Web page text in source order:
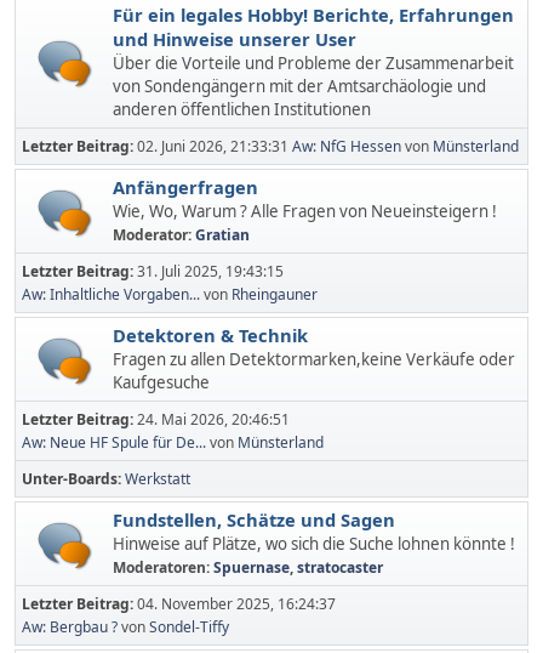
Für ein legales Hobby! Berichte, Erfahrungen
und Hinweise unserer User
Über die Vorteile und Probleme der Zusammenarbeit
von Sondengängern mit der Amtsarchäologie und
anderen öffentlichen Institutionen
Letzter Beitrag:02. Juni 2026, 21:33:31 Aw: NfG Hessenvon Münsterland
Anfängerfragen
Wie, Wo, Warum ? Alle Fragen von Neueinsteigern !
Moderator:Gratian
Letzter Beitrag:31. Juli 2025, 19:43:15
Aw: Inhaltliche Vorgaben...von Rheingauner
Detektoren & Technik
Fragen zu allen Detektormarken,keine Verkäufe oder
Kaufgesuche
Letzter Beitrag:24. Mai 2026, 20:46:51
Aw: Neue HF Spule für De...von Münsterland
Unter-Boards Werkstatt
Fundstellen, Schätze und Sagen
Hinweise auf Plätze, wo sich die Suche lohnen könnte !
Moderatoren:Spuernase,stratocaster
Letzter Beitrag:04. November 2025, 16:24:37
Aw: Bergbau ?vonSondel-Tiffy